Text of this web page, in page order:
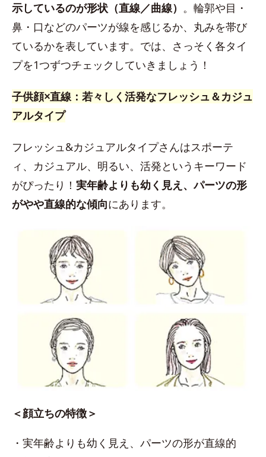
示しているのが形状（直線／曲線） 。輪郭や目・
鼻・口などのパーツが線を感じるか、丸みを帯び
ているかを表しています。では、さっそく各タイ
プを1つずつチェックしていきましょう！
子供顔×直線：若々しく活発なフレッシュ＆カジュ
アルタイプ
フレッシュ&カジュアルタイプさんはスポーテ
ィ、カジュアル、明るい、活発というキーワード
がぴったり！ 実年齢よりも幼く見え、パーツの形
がやや直線的な傾向にあります。
＜顔立ちの特徴＞
・実年齢よりも幼く見え、パーツの形が直線的